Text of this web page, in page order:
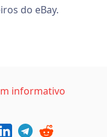
do eBay.
informativo